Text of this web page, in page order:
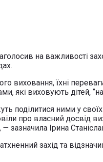
на важливості
виховання, їхні
які виховують дітей,
поділитися ними у
про власний досвід
зазначила Ірина
захід та